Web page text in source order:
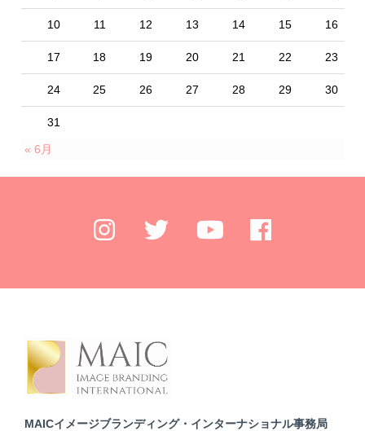
10 11 12 13 14 15 16
17 18 19 20 21 22 23
24 25 26 27 28 29 30
31
« 6月
MAICイメージブランディング・インターナショナル事務局